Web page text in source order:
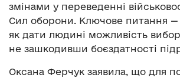
змінами у переведенні
Сил оборони. Ключове питання —
як дати людині можливість
не зашкодивши боєздатності
Оксана Ферчук заявила, що для